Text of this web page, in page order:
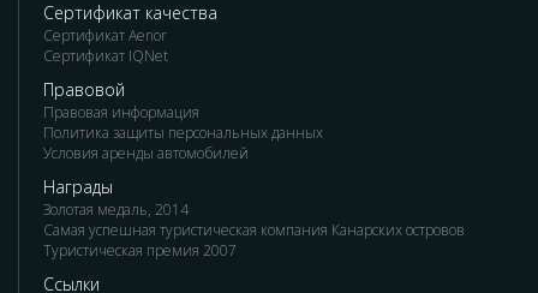
Сертификат качества
Сертификат Aenor
Сертификат IQNet
Правовой
Правовая информация
Политика защиты персональных данных
Условия аренды автомобилей
Награды
Золотая медаль, 2014
Самая успешная туристическая компания Канарских островов
Туристическая премия 2007
Ссылки